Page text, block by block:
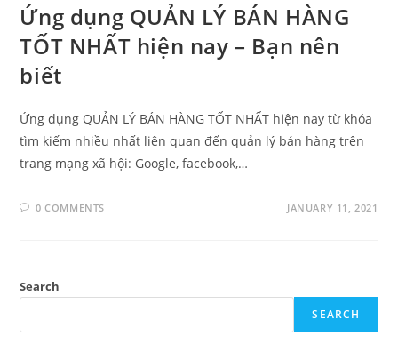
Ứng dụng QUẢN LÝ BÁN HÀNG
TỐT NHẤT hiện nay – Bạn nên
biết
Ứng dụng QUẢN LÝ BÁN HÀNG TỐT NHẤT hiện nay từ khóa
tìm kiếm nhiều nhất liên quan đến quản lý bán hàng trên
trang mạng xã hội: Google, facebook,…
0 COMMENTS JANUARY 11, 2021
Search
SEARCH